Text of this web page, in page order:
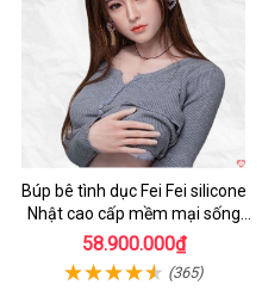
Búp bê tình dục Fei Fei silicone
Nhật cao cấp mềm mại sống
động
58.900.000₫
(365)